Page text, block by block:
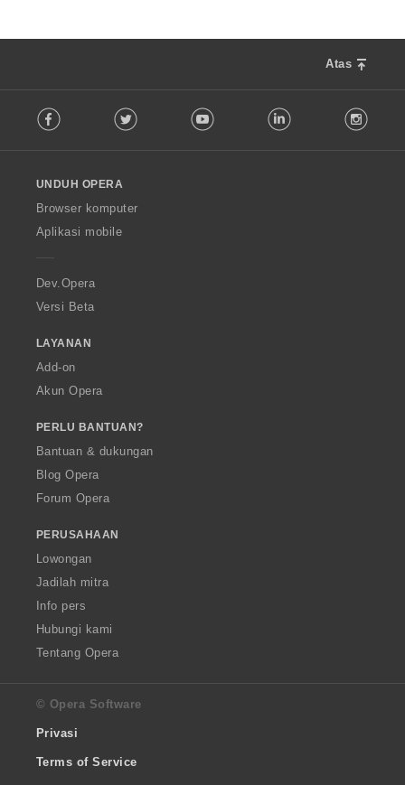
Atas
o
w
O
p
a
Facebook Twitter Youtube LinkedIn
UNDUH OPERA
Browser komputer
Aplikasi mobile
Dev.Opera
Versi Beta
LAYANAN
Add-on
Akun Opera
PERLU BANTUAN?
Bantuan & dukungan
Blog Opera
Forum Opera
PERUSAHAAN
Lowongan
Jadilah mitra
Info pers
Hubungi kami
Tentang Opera
© Opera Software
Privasi
Terms of Service